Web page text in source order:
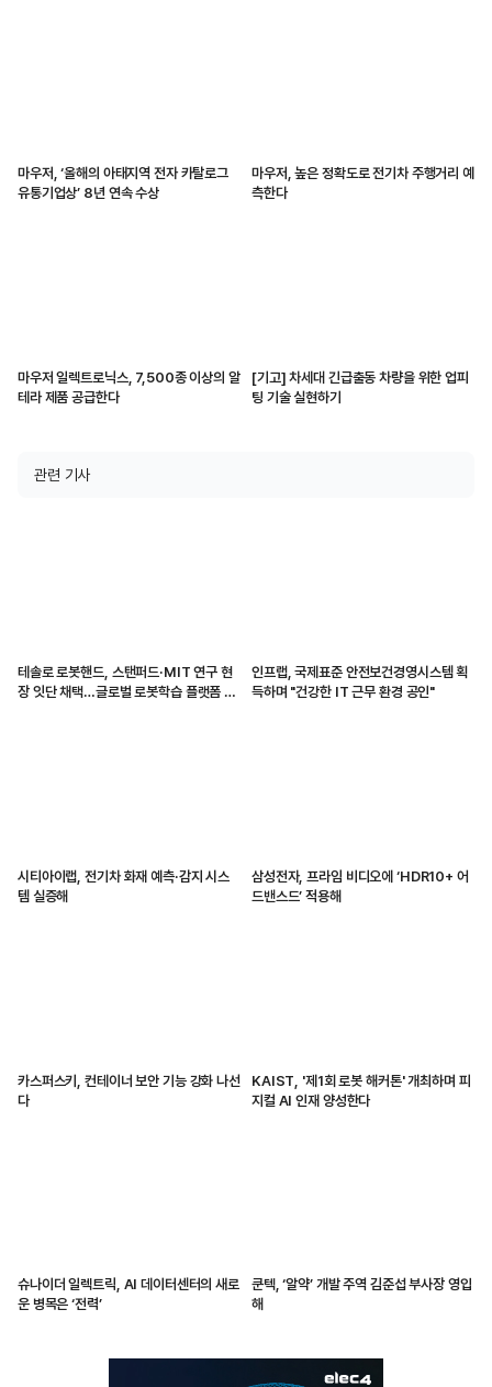
마우저, ‘올해의 아태지역 전자 카탈로그
유통기업상’ 8년 연속 수상
마우저, 높은 정확도로 전기차 주행거리 예
측한다
마우저 일렉트로닉스, 7,500종 이상의 알
테라 제품 공급한다
[기고] 차세대 긴급출동 차량을 위한 업피
팅 기술 실현하기
관련 기사
테솔로 로봇핸드, 스탠퍼드·MIT 연구 현
장 잇단 채택…글로벌 로봇학습 플랫폼 입
인프랩, 국제표준 안전보건경영시스템 획
득하며 "건강한 IT 근무 환경 공인"
시티아이랩, 전기차 화재 예측·감지 시스
템 실증해
삼성전자, 프라임 비디오에 ‘HDR10+ 어
드밴스드’ 적용해
카스퍼스키, 컨테이너 보안 기능 강화 나선
다
KAIST, '제1회 로봇 해커톤' 개최하며 피
지컬 AI 인재 양성한다
슈나이더 일렉트릭, AI 데이터센터의 새로
운 병목은 ‘전력’
쿤텍, ‘알약’ 개발 주역 김준섭 부사장 영입
해